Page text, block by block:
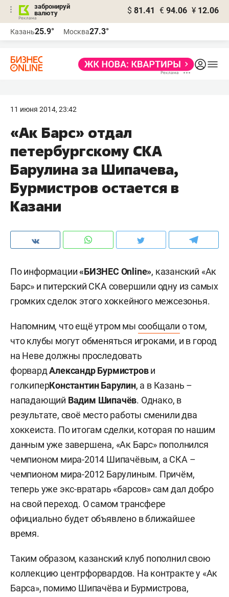
забронируй
валюту
$ 81.41 € 94.06 ¥ 12.06
Казань25.9° Москва27.3°
11 июня 2014, 23:42
«Ак Барс» отдал
петербургскому СКА
Барулина за Шипачева,
Бурмистров остается в
Казани
По информации«БИЗНЕС Online», казанский «Ак
Барс» и питерский СКА совершили одну из самых
громких сделок этого хоккейного межсезонья.
Напомним, что ещё утром мы сообщали о том,
что клубы могут обменяться игроками, и в город
на Неве должны проследовать
форвардАлександр Бурмистрови
голкиперКонстантин Барулин, а в Казань –
нападающий Вадим Шипачёв. Однако, в
результате, своё место работы сменили два
хоккеиста. По итогам сделки, которая по нашим
данным уже завершена, «Ак Барс» пополнился
чемпионом мира-2014 Шипачёвым, а СКА –
чемпионом мира-2012 Барулиным. Причём,
теперь уже экс-вратарь «барсов» сам дал добро
на свой переход. О самом трансфере
официально будет объявлено в ближайшее
время.
Таким образом, казанский клуб пополнил свою
коллекцию центрфорвардов. На контракте у «Ак
Барса», помимо Шипачёва и Бурмистрова,